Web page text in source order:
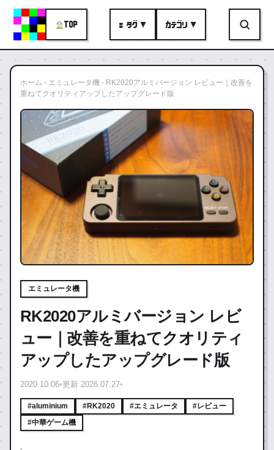
TOP # タグ ▼ カテゴリ ▼
ホーム - エミュレータ機 - RK2020アルミバージョン レビュー｜改善を
重ねてクオリティアップしたアップグレード版
エミュレータ機
RK2020アルミバージョン レビ
ュー｜改善を重ねてクオリティ
アップしたアップグレード版
2020.10.06• 更新 2026.07.27•
#aluminium #RK2020 #エミュレータ
#レビュー
#中華ゲーム機